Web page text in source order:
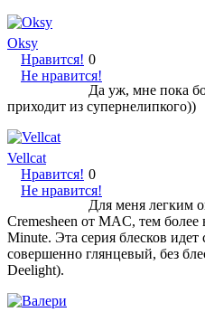
Oksy
Нравится!
Не нравится!
0
Да уж, мне пока
приходит из супернелипкого))
Vellcat
Нравится!
Не нравится!
0
Для меня легким
Cremesheen от MAC, тем
Minute. Эта серия блесков
совершенно глянцевый, без
Deelight).